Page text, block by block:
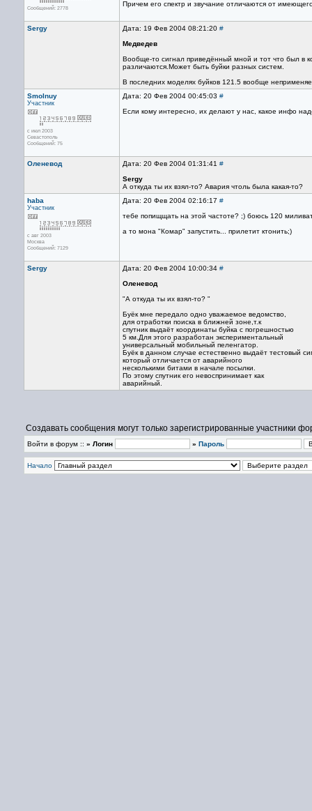
Сообщений: 2778
Причем его спектр и звучание отличаются от
Sergy Дата: 19 Фев 2004 08:21:20 #
Медведев
Вообще-то сигнал приведённый мной и тот что был в
различаются.Может быть буйки разных систем.
В последних моделях буйков 121.5 вообще
Smolnuy
Участник
с июл 2003
Севастополь
Сообщений: 75
Дата: 20 Фев 2004 00:45:03 #
Если кому интересно, их делают у нас, какое инфо
Оленевод Дата: 20 Фев 2004 01:31:41 #
Sergy
А откуда ты их взял-то? Авария чтоль была какая-то?
haba
Участник
с авг 2003
Москва
Сообщений: 7129
Дата: 20 Фев 2004 02:16:17 #
тебе попищщать на этой частоте? ;) боюсь 120
а то мона "Комар" запустить... прилетит ктонить;)
Sergy Дата: 20 Фев 2004 10:00:34 #
Оленевод
"А откуда ты их взял-то? "
Буёк мне передало одно уважаемое ведомство,
для отработки поиска в ближней зоне,т.к
спутник выдаёт координаты буйка с погрешностью
5 км.Для этого разработан экспериментальный
универсальный мобильный пеленгатор.
Буёк в данном случае естественно выдаёт тестовый
который отличается от аварийного
несколькими битами в начале посылки.
По этому спутник его невоспринимает как
аварийный.
Создавать сообщения могут только зарегистрированные участники
Войти в форум :: » Логин » Пароль
Начало